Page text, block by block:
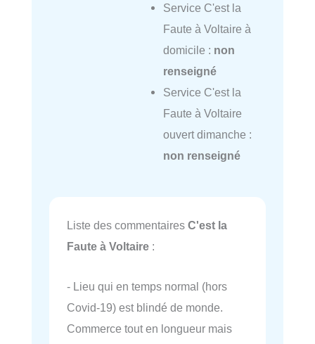
Service C'est la
Faute à Voltaire à
domicile : non
renseigné
Service C'est la
Faute à Voltaire
ouvert dimanche :
non renseigné
Liste des commentaires C'est la
Faute à Voltaire :
- Lieu qui en temps normal (hors
Covid-19) est blindé de monde.
Commerce tout en longueur mais